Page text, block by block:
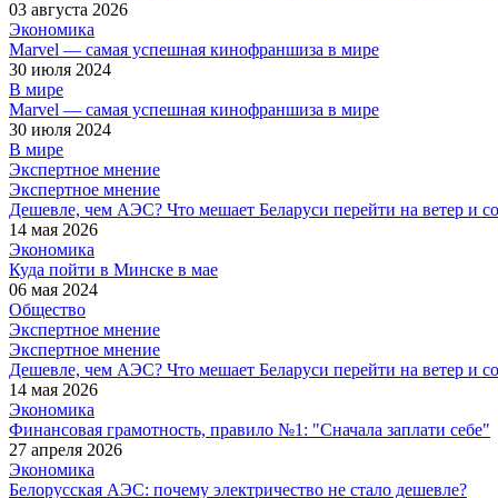
03 августа 2026
Экономика
Marvel — самая успешная кинофраншиза в мире
30 июля 2024
В мире
Marvel — самая успешная кинофраншиза в мире
30 июля 2024
В мире
Экспертное мнение
Экспертное мнение
Дешевле, чем АЭС? Что мешает Беларуси перейти на ветер и
14 мая 2026
Экономика
Куда пойти в Минске в мае
06 мая 2024
Общество
Экспертное мнение
Экспертное мнение
Дешевле, чем АЭС? Что мешает Беларуси перейти на ветер и
14 мая 2026
Экономика
Финансовая грамотность, правило №1: "Сначала заплати себе"
27 апреля 2026
Экономика
Белорусская АЭС: почему электричество не стало дешевле?